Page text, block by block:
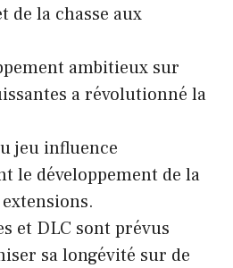
de la chasse aux
ambitieux sur
a révolutionné la
jeu influence
le développement de la
et DLC sont prévus
sa longévité sur de